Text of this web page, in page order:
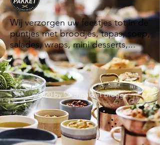
Wij verzorgen uw feestjes tot in de
puntjes met broodjes, tapas, soep,
salades, wraps, mini desserts,...
©2020 by lunchpakket Brugge